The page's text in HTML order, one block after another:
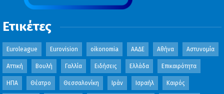
Ετικέτες
Euroleague Eurovision oikonomia ΑΑΔΕ Αθήνα Αστυνομία
Αττική Βουλή Γαλλία Ειδήσεις Ελλάδα Επικαιρότητα
ΗΠΑ Θέατρο Θεσσαλονίκη Ιράν Ισραήλ Καιρός